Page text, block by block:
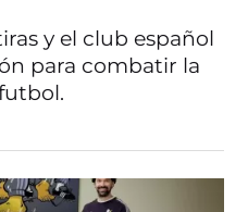
y el club español
para combatir la